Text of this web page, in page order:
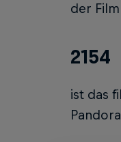
der
2154
ist das